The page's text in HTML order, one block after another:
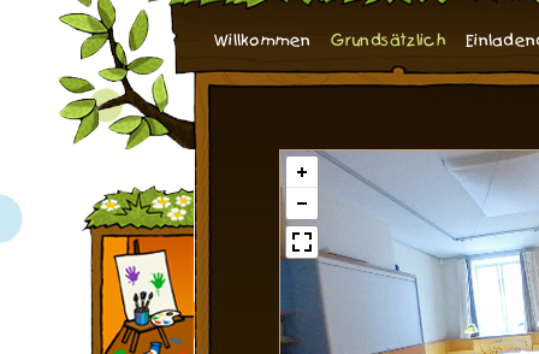
Willkommen Grundsätzlich